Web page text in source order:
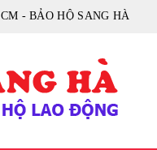
- BẢO HỘ SANG HÀ